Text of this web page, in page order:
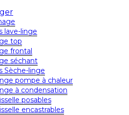
lave-linge
top
frontal
séchant
Sèche-linge
pompe à chaleur
à condensation
posables
encastrables